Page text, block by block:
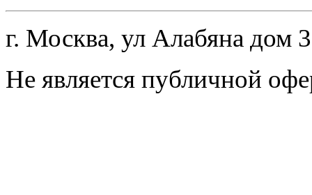
г. Москва, ул Алабяна дом
Не является публичной